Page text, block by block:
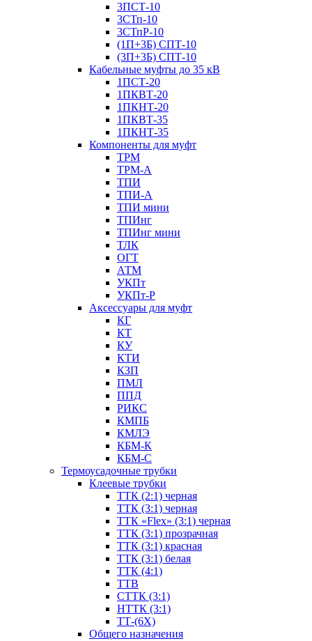
3ПСТ-10
3СТп-10
3СТпР-10
(1П+3Б) СПТ-10
(3П+3Б) СПТ-10
Кабельные муфты до 35 кВ
1ПСТ-20
1ПКВТ-20
1ПКНТ-20
1ПКВТ-35
1ПКНТ-35
Компоненты для муфт
ТРМ
ТРМ-А
ТПИ
ТПИ-А
ТПИ мини
ТПИнг
ТПИнг мини
ТЛК
ОГТ
АТМ
УКПт
УКПт-Р
Аксессуары для муфт
КГ
КТ
КУ
КТИ
КЗП
ПМЛ
ППД
РИКС
КМПБ
КМЛЭ
КБМ-К
КБМ-С
Термоусадочные трубки
Клеевые трубки
ТТК (2:1) черная
ТТК (3:1) черная
ТТК «Flex» (3:1) черная
ТТК (3:1) прозрачная
ТТК (3:1) красная
ТТК (3:1) белая
ТТК (4:1)
ТТВ
СТТК (3:1)
НТТК (3:1)
ТТ-(6Х)
Общего назначения